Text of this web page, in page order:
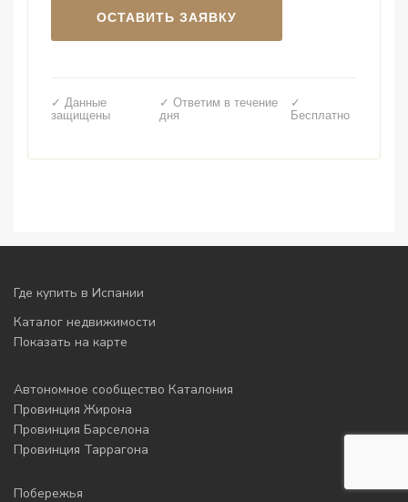
✓ Данные
защищены
✓ Ответим в течение
дня
✓
Бесплатно
Где купить в Испании
Каталог недвижимости
Показать на карте
Автономное сообщество Каталония
Провинция Жирона
Провинция Барселона
Провинция Таррагона
Побережья